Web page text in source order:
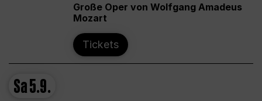
Große Oper von Wolfgang Amadeus
Mozart
Tickets
Sa5.9.